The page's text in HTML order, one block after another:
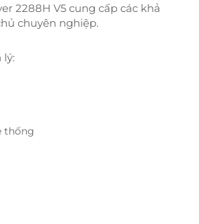
2288H V5 cung cấp các khả
chuyên nghiệp.
lý:
thống